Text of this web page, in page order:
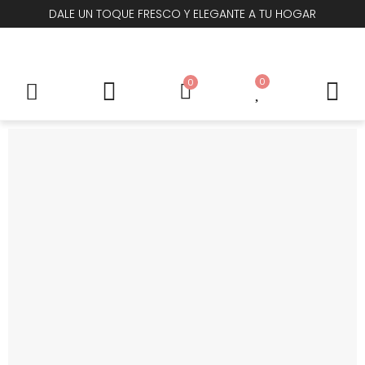
DALE UN TOQUE FRESCO Y ELEGANTE A TU HOGAR
0 0